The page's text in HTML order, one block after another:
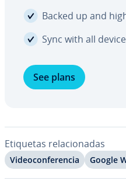
Backed up and
Sync with all
See plans
Etiquetas re­la­cio­na­das
Vi­deo­co­n­fe­re­n­cia Google